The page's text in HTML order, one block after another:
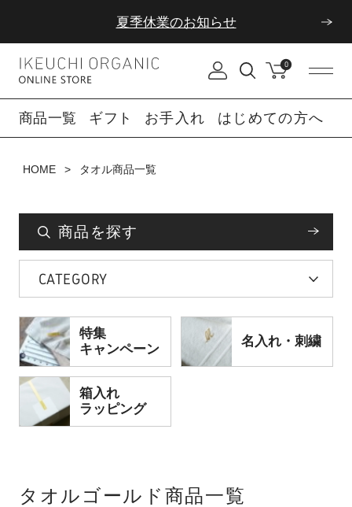
夏季休業のお知らせ
夏季休業のお知らせ
0
商品一覧 ギフト お手入れ はじめての方へ
HOME タオル商品一覧
商品を探す
CATEGORY
特集
キャンペーン
名入れ・刺繍
箱入れ
ラッピング
タオルゴールド商品一覧